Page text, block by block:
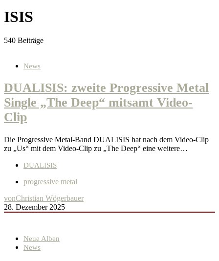
ISIS
540 Beiträge
News
DUALISIS: zweite Progressive Metal
Single „The Deep“ mitsamt Video-
Clip
Die Progressive Metal-Band DUALISIS hat nach dem Video-Clip
zu „Us“ mit dem Video-Clip zu „The Deep“ eine weitere…
DUALISIS
progressive metal
vonChristian Wögerbauer
28. Dezember 2025
Neue Alben
News